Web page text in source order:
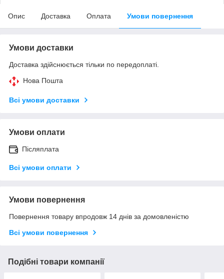
Опис Доставка Оплата Умови повернення
Умови доставки
Доставка здійснюється тільки по передоплаті.
Нова Пошта
Всі умови доставки
Умови оплати
Післяплата
Всі умови оплати
Умови повернення
Повернення товару впродовж 14 днів за домовленістю
Всі умови повернення
Подібні товари компанії